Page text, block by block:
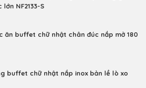
NF2133-S
ăn buffet chữ nhật chân đúc nắp mở 180
buffet chữ nhật nắp inox bản lề lò xo